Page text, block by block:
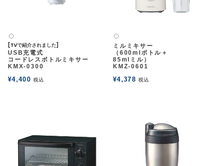
白2
[TVで紹介されました]
USB充電式
コードレスボトルミキサー
KMX-0300
¥4,400 税込
白2
ミルミキサー
（600mlボトル＋
85mlミル）
KMZ-0601
¥4,378 税込